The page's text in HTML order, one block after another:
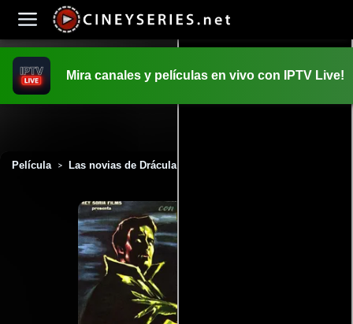
Mira canales y películas en vivo con IPTV Live!
Película > Las novias de Drácula (1960)